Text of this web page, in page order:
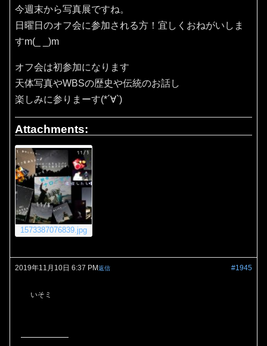
今週末から写真展ですね。
日曜日のオフ会に参加される方！宜しくおねがいしま
すm(_ _)m
オフ会は初参加になります
天体写真やWBSの歴史や伝統のお話し
楽しみに参りまーす(*´∀`)
Attachments:
1573387076839.jpg
2019年11月10日 6:37 PM #1945
返信
いそミ